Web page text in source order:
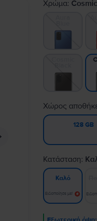
Χρώμα:
Χώρος
128 GB
Κατάσταση:
Καλό
Ειδοποίησε με!